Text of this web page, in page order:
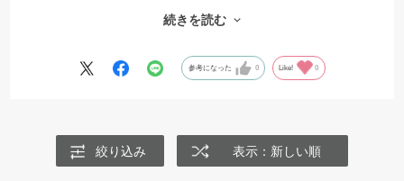
前胸メッシュ部分はゴムなので引っ張りの緩衝にも一役買っていま
続きを読む
参考になった 0 Like! 0
絞り込み 表示：新しい順